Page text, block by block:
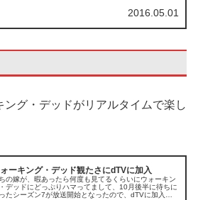
2016.05.01
グ・デッドがリアルタイムで楽し
ーキング・デッド観たさにdTVに加入
の嫁が、暇あったら何度も見てるくらいにウォーキン
デッドにどっぷりハマってまして、10月後半に待ちに
たシーズン7が放送開始となったので、dTVに加入し